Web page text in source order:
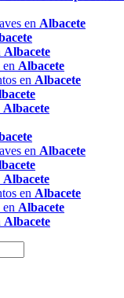
en Albacete
Albacete
Albacete
en Albacete
Albacete
en Albacete
Albacete
en Albacete
Albacete
Albacete